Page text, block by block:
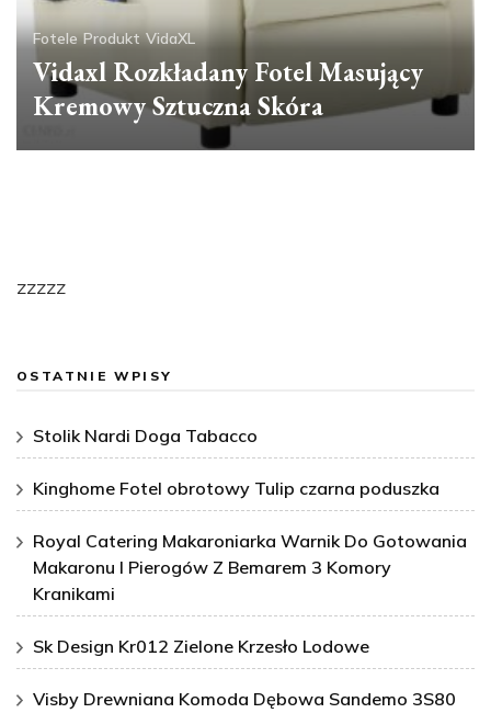
Fotele Produkt VidaXL
Vidaxl Rozkładany Fotel Masujący
Kremowy Sztuczna Skóra
zzzzz
OSTATNIE WPISY
Stolik Nardi Doga Tabacco
Kinghome Fotel obrotowy Tulip czarna poduszka
Royal Catering Makaroniarka Warnik Do Gotowania
Makaronu I Pierogów Z Bemarem 3 Komory
Kranikami
Sk Design Kr012 Zielone Krzesło Lodowe
Visby Drewniana Komoda Dębowa Sandemo 3S80